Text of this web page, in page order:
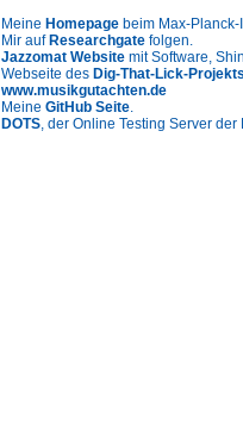
Meine Homepage beim Max-
Mir auf Researchgate folgen.
Jazzomat Website mit Software,
Webseite des Dig-That-Lick-Projekts
www.musikgutachten.de
Meine GitHub Seite.
DOTS, der Online Testing Server